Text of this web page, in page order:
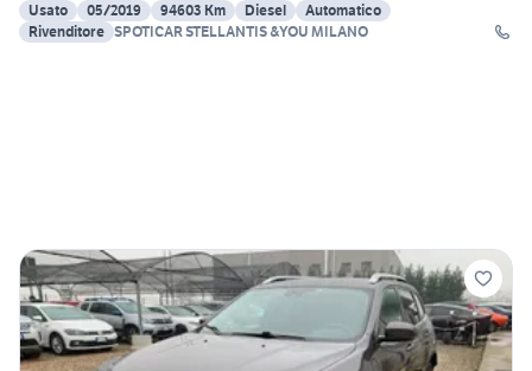
Usato
05/2019 94603 Km Diesel
Automatico
Rivenditore SPOTICAR STELLANTIS &YOU MILANO